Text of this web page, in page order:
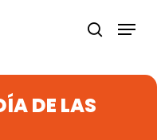
search
DE LAS